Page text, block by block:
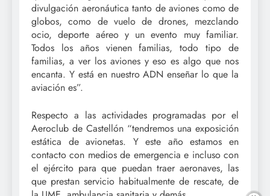
divulgación aeronáutica tanto de aviones como de
globos, como de vuelo de drones, mezclando
ocio, deporte aéreo y un evento muy familiar.
Todos los años vienen familias, todo tipo de
familias, a ver los aviones y eso es algo que nos
encanta. Y está en nuestro ADN enseñar lo que la
aviación es”.
Respecto a las actividades programadas por el
Aeroclub de Castellón “tendremos una exposición
estática de avionetas. Y este año estamos en
contacto con medios de emergencia e incluso con
el ejército para que puedan traer aeronaves, las
que prestan servicio habitualmente de rescate, de